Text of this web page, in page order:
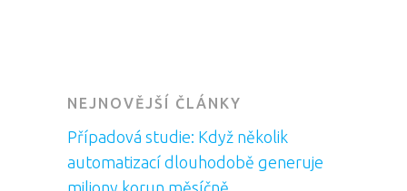
NEJNOVĚJŠÍ ČLÁNKY
Případová studie: Když několik
automatizací dlouhodobě generuje
miliony korun měsíčně